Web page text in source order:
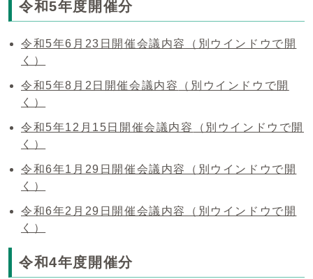
令和5年度開催分
令和5年6月23日開催会議内容
（別ウインドウで開
く）
令和5年8月2日開催会議内容
（別ウインドウで開
く）
令和5年12月15日開催会議内容
（別ウインドウで開
く）
令和6年1月29日開催会議内容
（別ウインドウで開
く）
令和6年2月29日開催会議内容
（別ウインドウで開
く）
令和4年度開催分